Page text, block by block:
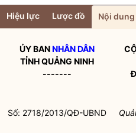
Hiệu lực Lược đồ Nội dung
ỦY BANNHÂN DÂN
TỈNH QUẢNG NINH
-------
Số: 2718/2013/QĐ-UBND